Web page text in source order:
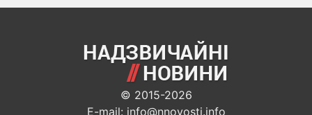
© 2015-2026
E-mail: info@nnovosti.info